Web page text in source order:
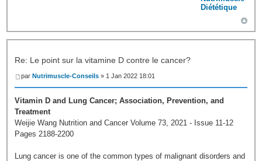
Diététique
Re: Le point sur la vitamine D contre le cancer?
par Nutrimuscle-Conseils » 1 Jan 2022 18:01
Vitamin D and Lung Cancer; Association, Prevention, and
Treatment
Weijie Wang Nutrition and Cancer Volume 73, 2021 - Issue 11-12
Pages 2188-2200
Lung cancer is one of the common types of malignant disorders and